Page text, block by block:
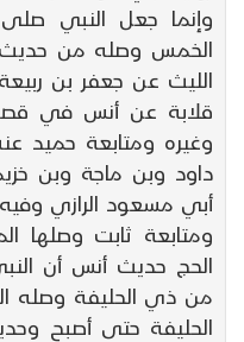
وإنما جعل النبي
الخمس وصله من حديث
الليث عن جعفر بن
قلابة عن أنس في قصة
وغيره ومتابعة حميد
داود وبن ماجة وبن
أبي مسعود الرازي
ومتابعة ثابت وصلها
الحج حديث أنس أن
من ذي الحليفة وصله
الحليفة حتى أصبح